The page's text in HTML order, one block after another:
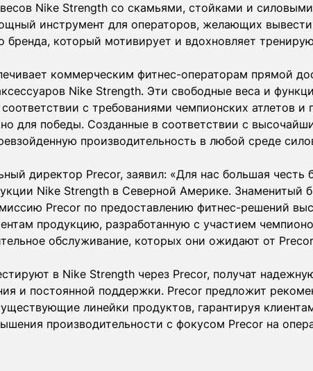
Nike Strength со скамьями, стойками и
инструмент для операторов, желающих
бренда, который мотивирует и вдохновляет
коммерческим фитнес-операторам прямой
Nike Strength. Эти свободные веса и
с требованиями чемпионских атлетов и
для победы. Созданные в соответствии с
производительность в любой среде
директор Precor, заявил: «Для нас большая
Nike Strength в Северной Америке. Знаменитый
Precor по предоставлению фитнес-решений
продукцию, разработанную с участием
обслуживание, которых они ожидают от
в Nike Strength через Precor, получат
и постоянной поддержки. Precor предложит
линейки продуктов, гарантируя
производительности с фокусом Precor на